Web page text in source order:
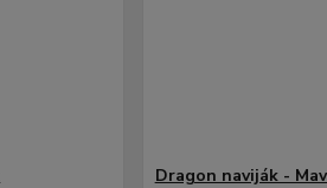
Dragon naviják -